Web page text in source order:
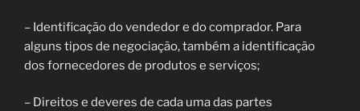
– Identificação do vendedor e do comprador. Para
alguns tipos de negociação, também a identificação
dos fornecedores de produtos e serviços;
– Direitos e deveres de cada uma das partes